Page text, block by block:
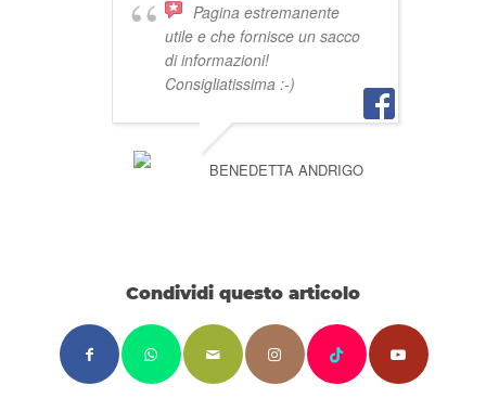
Pagina estremanente
utile e che fornisce un sacco
di informazioni!
Consigliatissima :-)
BENEDETTA ANDRIGO
Condividi questo articolo